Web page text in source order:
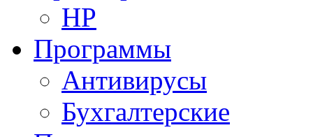
HP
Программы
Антивирусы
Бухгалтерские